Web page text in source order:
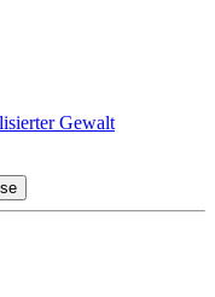
Gewalt